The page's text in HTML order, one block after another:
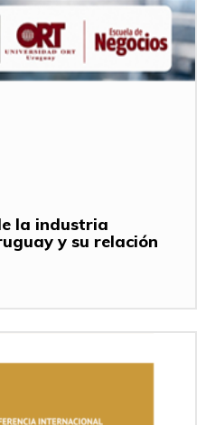
la industria
y su relación